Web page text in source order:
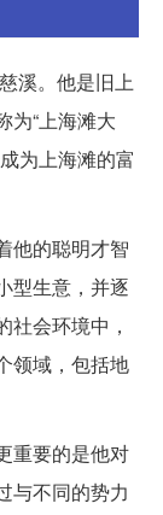
溪。他是旧上
为“上海滩大
为上海滩的富
他的聪明才智
型生意，并逐
会环境中，
领域，包括地
重要的是他对
与不同的势力